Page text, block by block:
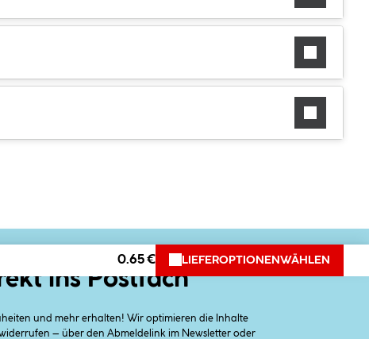
0.65 € LIEFEROPTIONEN WÄHLEN
ins Postfach
und mehr erhalten! Wir optimieren die Inhalte
– über den Abmeldelink im Newsletter oder